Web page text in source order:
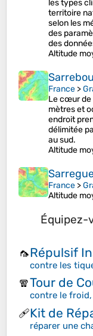
les types
territoire
selon les
des
des
Altitude
France >
Le cœur de
mètres et
endroit
délimitée
au sud.
Altitude
France >
Altitude
Équipez-
🦟Répulsif
contre les
🧣Tour de
contre le
🩹Kit de
réparer une